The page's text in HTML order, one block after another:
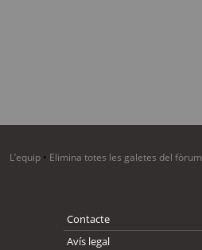
L’equip • Elimina totes les galetes del fòrum
Contacte
Avís legal